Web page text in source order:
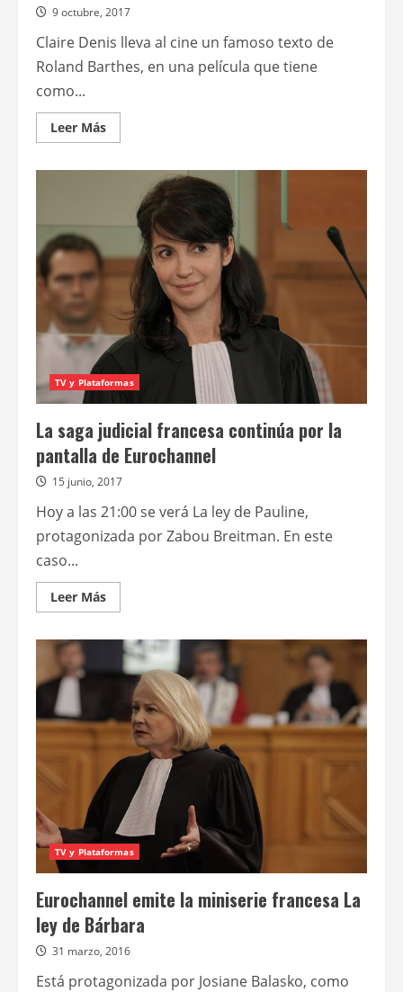
9 octubre, 2017
Claire Denis lleva al cine un famoso texto de
Roland Barthes, en una película que tiene
como...
Leer MásLeer
más
interior
TV y Plataformas
La saga judicial francesa continúa por la
pantalla de Eurochannel
15 junio, 2017
Hoy a las 21:00 se verá La ley de Pauline,
protagonizada por Zabou Breitman. En este
caso...
Leer MásLeer
más
saga
judicial
francesa
continúa
la
pantalla
Eurochannel
TV y Plataformas
Eurochannel emite la miniserie francesa La
ley de Bárbara
31 marzo, 2016
Está protagonizada por Josiane Balasko, como